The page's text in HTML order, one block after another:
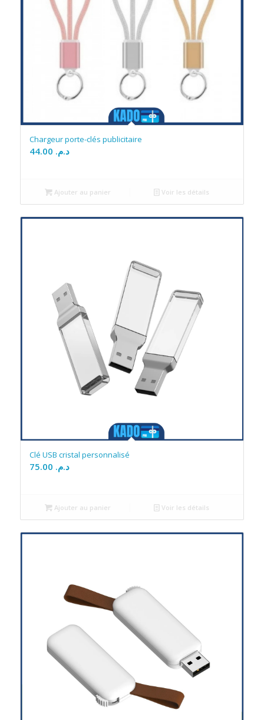
Chargeur porte-clés publicitaire
د.م.
Ajouter au panier Voir les détails
Clé USB cristal personnalisé
د.م.
Ajouter au panier Voir les détails